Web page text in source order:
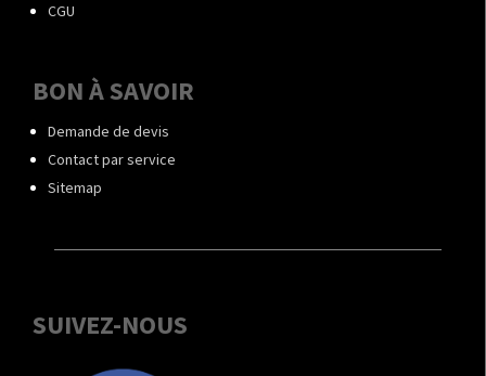
CGU
BON À SAVOIR
Demande de devis
Contact par service
Sitemap
SUIVEZ-NOUS